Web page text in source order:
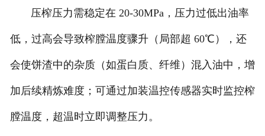
压榨压力需稳定在 20-30MPa，压力过低出油率
低，过高会导致榨膛温度骤升（局部超 60℃），还
会使饼渣中的杂质（如蛋白质、纤维）混入油中，增
加后续精炼难度；可通过加装温控传感器实时监控榨
膛温度，超温时立即调整压力。